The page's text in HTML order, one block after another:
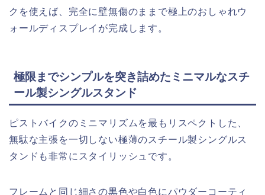
クを使えば、完全に壁無傷のままで極上のおしゃれウ
ォールディスプレイが完成します。
極限までシンプルを突き詰めたミニマルなスチ
ール製シングルスタンド
ピストバイクのミニマリズムを最もリスペクトした、
無駄な主張を一切しない極薄のスチール製シングルス
タンドも非常にスタイリッシュです。
フレームと同じ細さの黒色や白色にパウダーコーティ